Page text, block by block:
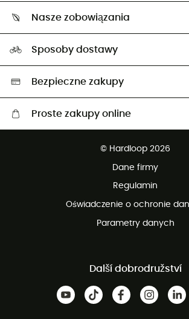
Zwrot artykułów i zwrot środków
Ambasadorzy
Nasze zobowiązania
Wybrane produkty eko
Sposoby dostawy
Bezpieczne zakupy
Proste zakupy online
© Hardloop 2026
Dane firmy
Regulamin
Oświadczenie o ochronie
Parametry danych
Další dobrodružství